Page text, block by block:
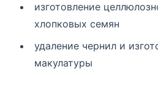
изготовление
хлопковых семян
удаление чернил и
макулатуры